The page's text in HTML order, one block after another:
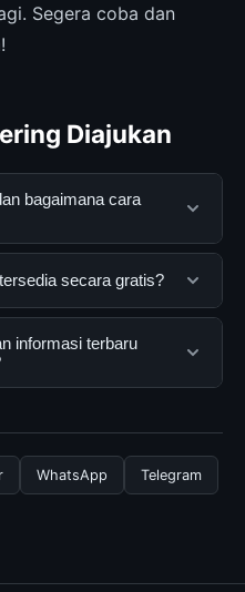
Segera coba dan
Diajukan
bagaimana cara
digital yang
Anda dapat
situs resmi dan
secara gratis?
diakses secara gratis
biaya tersembunyi
untuk menggunakan
informasi terbaru
selalu memperbarui
dan terpercaya.
WhatsApp Telegram